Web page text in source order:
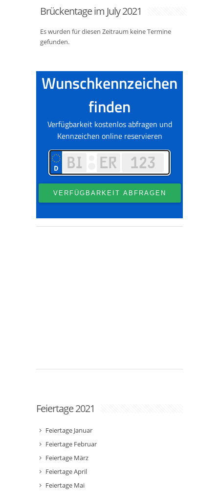
Brückentage im July 2021
Es wurden für diesen Zeitraum keine Termine
gefunden.
Feiertage 2021
Feiertage Januar
Feiertage Februar
Feiertage März
Feiertage April
Feiertage Mai